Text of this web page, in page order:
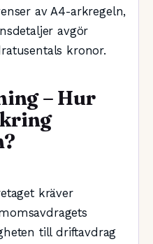
av A4-arkregeln,
avgör
kronor.
– Hur
kräver
till driftavdrag